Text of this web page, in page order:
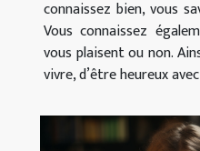
connaissez bien, vous
Vous connaissez
vous plaisent ou non.
vivre, d’être heureux